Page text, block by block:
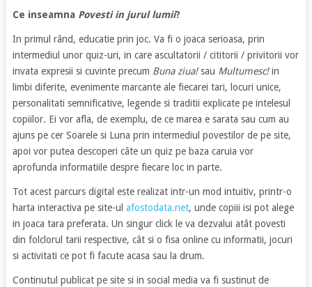
Ce inseamna Povesti in jurul lumii?
In primul rând, educatie prin joc. Va fi o joaca serioasa, prin
intermediul unor quiz-uri, in care ascultatorii / cititorii / privitorii vor
invata expresii si cuvinte precum Buna ziua!sau Multumesc!in
limbi diferite, evenimente marcante ale fiecarei tari, locuri unice,
personalitati semnificative, legende si traditii explicate pe intelesul
copiilor. Ei vor afla, de exemplu, de ce marea e sarata sau cum au
ajuns pe cer Soarele si Luna prin intermediul povestilor de pe site,
apoi vor putea descoperi câte un quiz pe baza caruia vor
aprofunda informatiile despre fiecare loc in parte.
Tot acest parcurs digital este realizat intr-un mod intuitiv, printr-o
harta interactiva pe site-ul afostodata.net, unde copiii isi pot alege
in joaca tara preferata. Un singur click le va dezvalui atât povesti
din folclorul tarii respective, cât si o fisa online cu informatii, jocuri
si activitati ce pot fi facute acasa sau la drum.
Continutul publicat pe site si in social media va fi sustinut de